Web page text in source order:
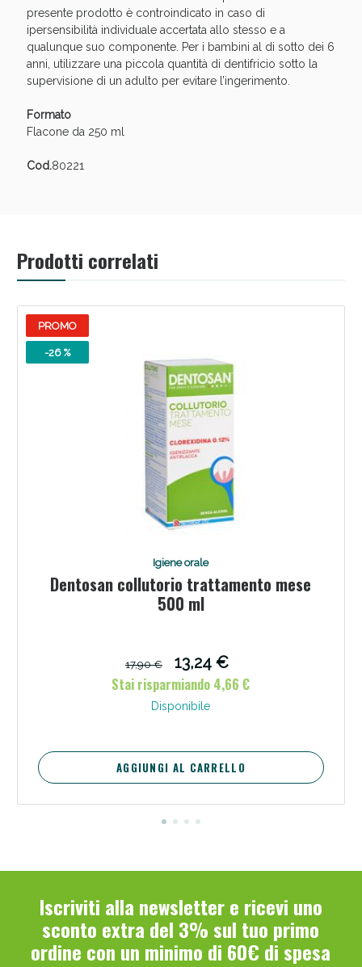
presente prodotto è controindicato in caso di
ipersensibilità individuale accertata allo stesso e a
qualunque suo componente. Per i bambini al di sotto dei 6
anni, utilizzare una piccola quantità di dentifricio sotto la
supervisione di un adulto per evitare l’ingerimento.
Formato
Flacone da 250 ml
Cod.80221
Prodotti correlati
PROMO
-26 %
Igiene orale
Dentosan collutorio trattamento mese
500 ml
17,90 €
13,24 €
Stai risparmiando 4,66 €
Disponibile
AGGIUNGI AL CARRELLO
Iscriviti alla newsletter e ricevi uno
sconto extra del 3% sul tuo primo
ordine con un minimo di 60€ di spesa
Scopri le offerte di Oggi